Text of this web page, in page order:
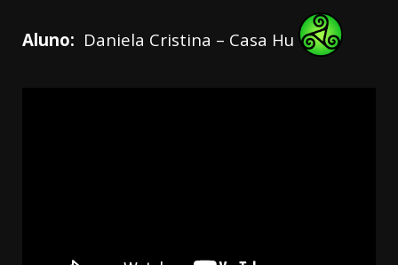
Aluno: Daniela Cristina – Casa Hu